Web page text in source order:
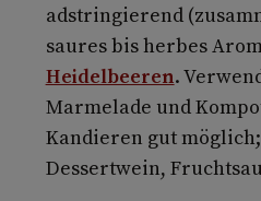
adstringierend
saures bis herbes
Heidelbeeren.
Marmelade und
Kandieren gut
Dessertwein,